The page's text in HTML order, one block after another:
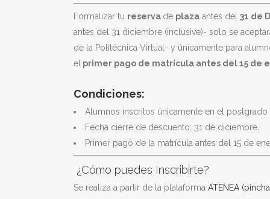
Formalizar tu reserva de plaza antes del 31 de
antes del 31 diciembre (inclusive)- solo se
de la Politécnica Virtual- y únicamente para
el primer pago de matrícula antes del 15 de
Condiciones:
Alumnos inscritos únicamente en el
Fecha cierre de descuento: 31 de diciembre.
Primer pago de la matrícula antes del 15 de
¿Cómo puedes Inscribirte?
Se realiza a partir de la plataforma ATENEA